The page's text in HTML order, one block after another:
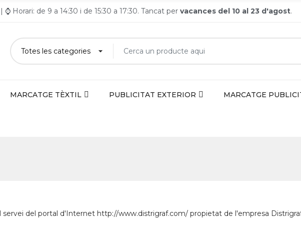
| ⌚ Horari: de 9 a 14:30 i de 15:30 a 17:30. Tancat per vacances del 10 al 23 d'agost.
MARCATGE TÈXTIL PUBLICITAT EXTERIOR MARCATGE
servei del portal d'Internet http://www.distrigraf.com/ propietat de l'empresa